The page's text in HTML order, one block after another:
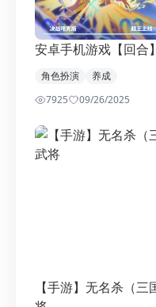
安卓手机游戏【回合
角色扮演
养成
7925
09/26/2025
【手游】无名杀（